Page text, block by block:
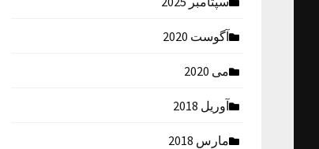
آگوست 2020
می 2020
آوریل 2018
مارس 2018